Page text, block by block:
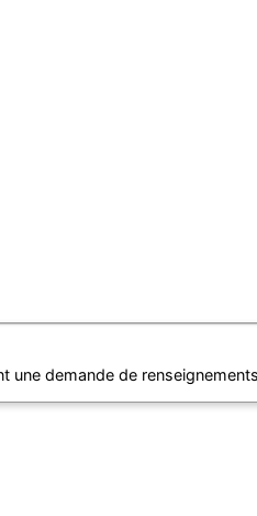
une demande de